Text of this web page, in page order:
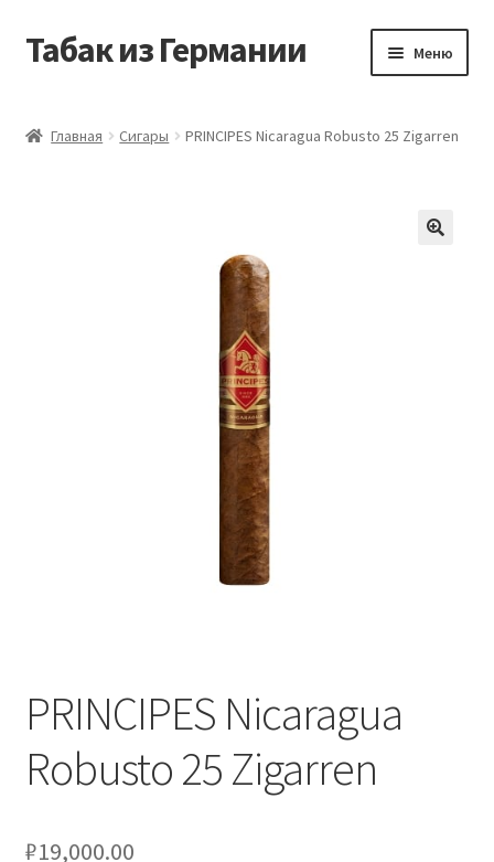
Перейти
Перейти
Табак из Германии Меню
Главная Сигары PRINCIPES Nicaragua Robusto 25 Zigarren
PRINCIPES Nicaragua
Robusto 25 Zigarren
₽19,000.00